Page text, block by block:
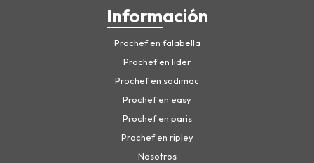
Información
Prochef en falabella
Prochef en lider
Prochef en sodimac
Prochef en easy
Prochef en paris
Prochef en ripley
Nosotros